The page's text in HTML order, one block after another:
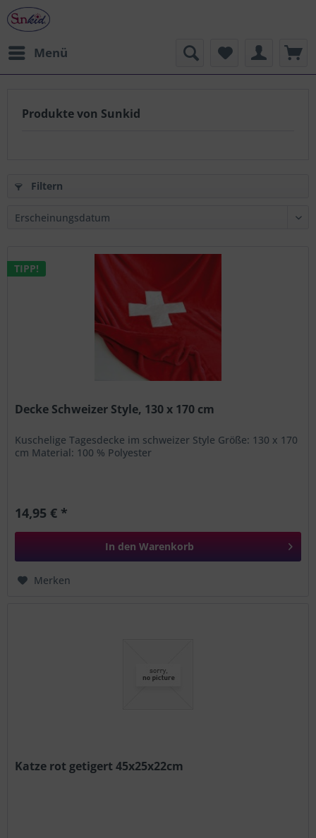
Menü
Produkte von Sunkid
Filtern
TIPP!
Decke Schweizer Style, 130 x 170 cm
Kuschelige Tagesdecke im schweizer Style Größe: 130 x 170
cm Material: 100 % Polyester
14,95 € *
In den Warenkorb
Merken
Katze rot getigert 45x25x22cm